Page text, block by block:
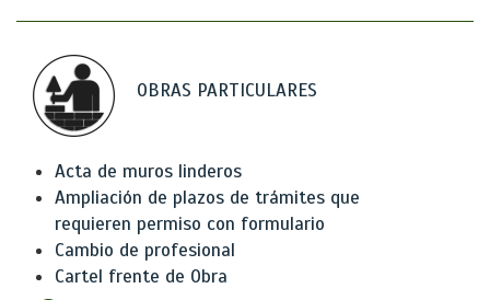
OBRAS PARTICULARES
Acta de muros linderos
Ampliación de plazos de trámites que
requieren permiso con formulario
Cambio de profesional
Cartel frente de Obra